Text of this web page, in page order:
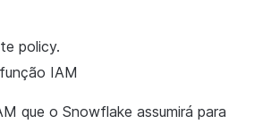
}
policy.
IAM
que o Snowflake assumirá para